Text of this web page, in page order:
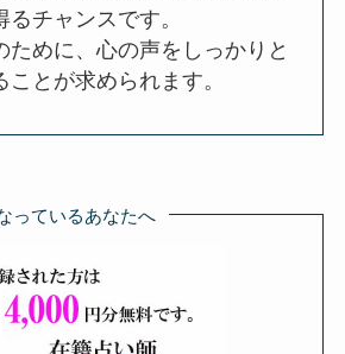
るチャンスです。
ために、心の声をしっかりと
ことが求められます。
っているあなたへ